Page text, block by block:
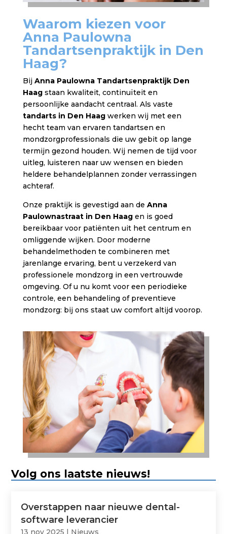
Waarom kiezen voor
Anna Paulowna
Tandartsenpraktijk in Den
Haag?
Bij Anna Paulowna Tandartsenpraktijk Den
Haagstaan kwaliteit, continuïteit en
persoonlijke aandacht centraal. Als vaste
tandarts in Den Haagwerken wij met een
hecht team van ervaren tandartsen en
mondzorgprofessionals die uw gebit op lange
termijn gezond houden. Wij nemen de tijd voor
uitleg, luisteren naar uw wensen en bieden
heldere behandelplannen zonder verrassingen
achteraf.
Onze praktijk is gevestigd aan de Anna
Paulownastraat in Den Haagen is goed
bereikbaar voor patiënten uit het centrum en
omliggende wijken. Door moderne
behandelmethoden te combineren met
jarenlange ervaring, bent u verzekerd van
professionele mondzorg in een vertrouwde
omgeving. Of u nu komt voor een periodieke
controle, een behandeling of preventieve
mondzorg: bij ons staat uw comfort altijd voorop.
Volg ons laatste nieuws!
Overstappen naar nieuwe dental-
software leverancier
13 nov 2025 | Nieuws